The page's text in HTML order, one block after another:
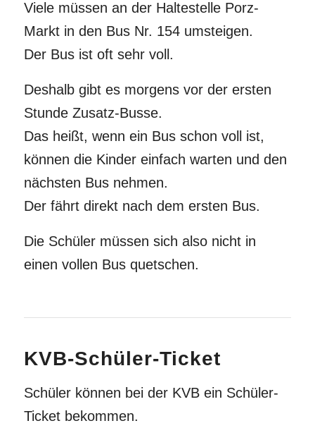
Viele müssen an der Haltestelle Porz-
Markt in den Bus Nr. 154 umsteigen.
Der Bus ist oft sehr voll.
Deshalb gibt es morgens vor der ersten
Stunde Zusatz-Busse.
Das heißt, wenn ein Bus schon voll ist,
können die Kinder einfach warten und den
nächsten Bus nehmen.
Der fährt direkt nach dem ersten Bus.
Die Schüler müssen sich also nicht in
einen vollen Bus quetschen.
KVB-Schüler-Ticket
Schüler können bei der KVB ein Schüler-
Ticket bekommen.